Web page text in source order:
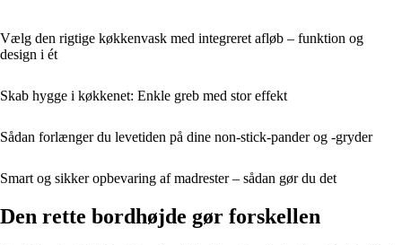
Vælg den rigtige køkkenvask med integreret afløb – funktion og
design i ét
Skab hygge i køkkenet: Enkle greb med stor effekt
Sådan forlænger du levetiden på dine non-stick-pander og -gryder
Smart og sikker opbevaring af madrester – sådan gør du det
Den rette bordhøjde gør forskellen